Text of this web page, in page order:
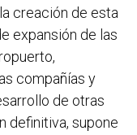
creación de esta
expansión de las
compañías y
de otras
definitiva, supone